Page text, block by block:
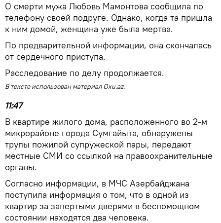
О смерти мужа Любовь Мамонтова сообщила по
телефону своей подруге. Однако, когда та пришла
к ним домой, женщина уже была мертва.
По предварительной информации, она скончалась
от сердечного приступа.
Расследование по делу продолжается.
В тексте использован материал Oxu.az.
11:47
В квартире жилого дома, расположенного во 2-м
микрорайоне города Сумгайыта, обнаружены
трупы пожилой супружеской пары, передают
местные СМИ со ссылкой на правоохранительные
органы.
Согласно информации, в МЧС Азербайджана
поступила информация о том, что в одной из
квартир за запертыми дверями в беспомощном
состоянии находятся два человека.